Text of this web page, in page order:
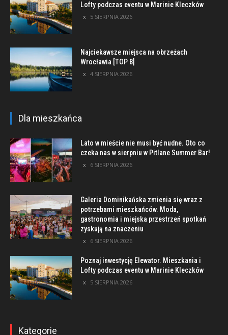
Lofty podczas eventu w Marinie Kleczków
5 SIERPNIA 2026
Najciekawsze miejsca na obrzeżach
Wrocławia [TOP 8]
4 SIERPNIA 2026
Dla mieszkańca
Lato w mieście nie musi być nudne. Oto co
czeka nas w sierpniu w Pitlane Summer Bar!
6 SIERPNIA 2026
Galeria Dominikańska zmienia się wraz z
potrzebami mieszkańców. Moda,
gastronomia i miejska przestrzeń spotkań
zyskują na znaczeniu
6 SIERPNIA 2026
Poznaj inwestycję Elewator. Mieszkania i
Lofty podczas eventu w Marinie Kleczków
5 SIERPNIA 2026
Kategorie